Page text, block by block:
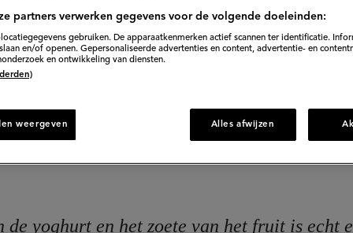
en
platte
30 min. voorbereiden
de yoghurt en het zoete van het fruit is echt
partners verwerken gegevens voor de volgende doeleinden:
gebruiken. De apparaatkenmerken actief scannen ter identificatie.
en/of openen. Gepersonaliseerde advertenties en content, advertentie- en
en ontwikkeling van diensten.
weergeven Alles afwijzen